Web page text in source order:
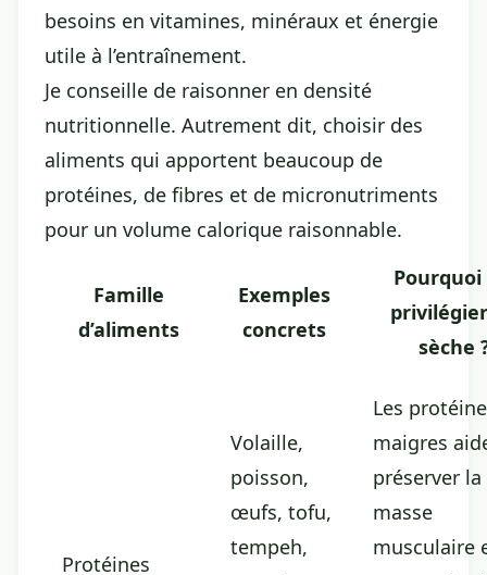
besoins en vitamines, minéraux et énergie
utile à l’entraînement.
Je conseille de raisonner en densité
nutritionnelle. Autrement dit, choisir des
aliments qui apportent beaucoup de
protéines, de fibres et de micronutriments
pour un volume calorique raisonnable.
Famille
d’aliments
Exemples
concrets
Pourquoi
sèche
Protéines
Volaille,
poisson,
œufs, tofu,
tempeh,
Les
maigres
préserver la
masse
musculaire